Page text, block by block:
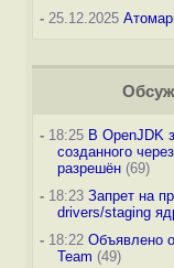
-25.12.2025
-18:25 В OpenJDK
созданного
разрешён(69)
-18:23 Запрет на
drivers/staging
-18:22 Объявлено
Team (49)